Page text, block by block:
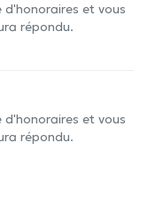
d'honoraires et vous
répondu.
d'honoraires et vous
répondu.